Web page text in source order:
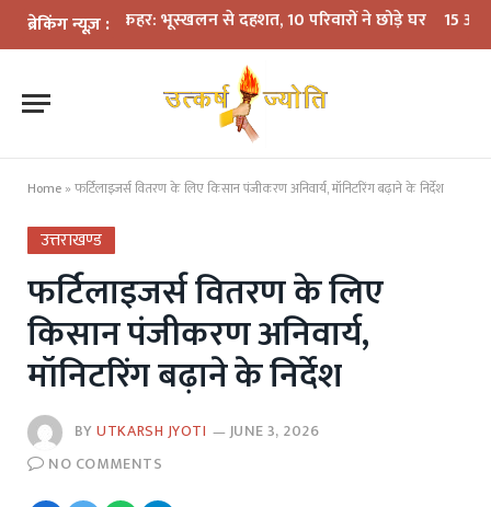
ब्रेकिंग न्यूज़ :
का कहर: भूस्खलन से दहशत, 10 परिवारों ने छोड़े घर 15 अगस्त तक
Home » फर्टिलाइजर्स वितरण के लिए किसान पंजीकरण अनिवार्य, मॉनिटरिंग बढ़ाने के निर्देश
उत्तराखण्ड
फर्टिलाइजर्स वितरण के लिए
किसान पंजीकरण अनिवार्य,
मॉनिटरिंग बढ़ाने के निर्देश
BYUTKARSH JYOTI
JUNE 3, 2026
NO COMMENTS